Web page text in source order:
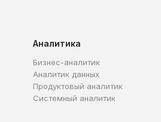
Аналитика
Бизнес-аналитик
Аналитик данных
Продуктовый аналитик
Системный аналитик